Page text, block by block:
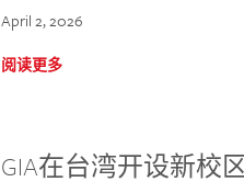
April 2, 2026
阅读更多
GIA在台湾开设新校